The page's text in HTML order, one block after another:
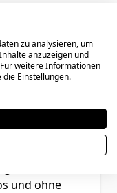
2019
und ohne
zu analysieren, um
anzuzeigen und
weitere Informationen
die Einstellungen.